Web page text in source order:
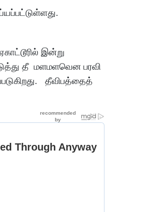
இன்று
தீ மளமளவென பரவி
தீவிபத்தைத்